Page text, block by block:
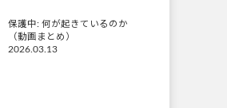
保護中: 何が起きているのか
（動画まとめ）
2026.03.13